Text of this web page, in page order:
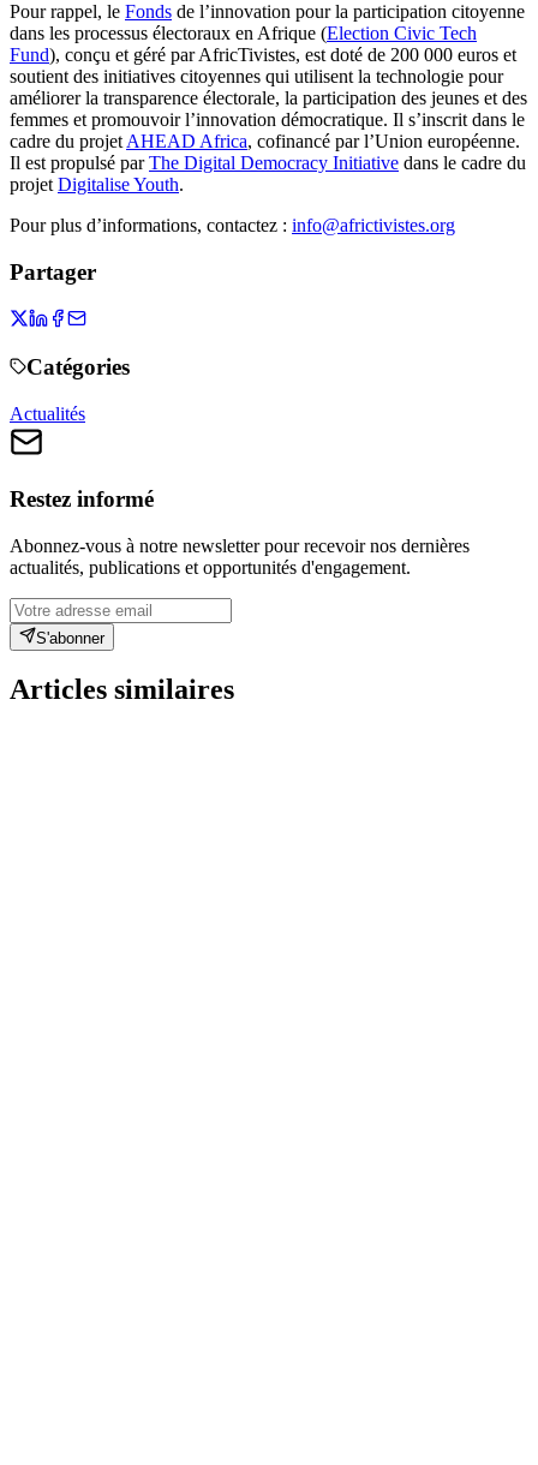
Pour rappel, le Fonds de l’innovation pour la participation citoyenne
dans les processus électoraux en Afrique (Election Civic Tech
Fund), conçu et géré par AfricTivistes, est doté de 200 000 euros et
soutient des initiatives citoyennes qui utilisent la technologie pour
améliorer la transparence électorale, la participation des jeunes et des
femmes et promouvoir l’innovation démocratique. Il s’inscrit dans le
cadre du projet AHEAD Africa, cofinancé par l’Union européenne.
Il est propulsé parThe Digital Democracy Initiative dans le cadre du
projet Digitalise Youth.
Pour plus d’informations, contactez : info@africtivistes.org
Partager
Catégories
Actualités
Restez informé
Abonnez-vous à notre newsletter pour recevoir nos dernières
actualités, publications et opportunités d'engagement.
S'abonner
Articles similaires